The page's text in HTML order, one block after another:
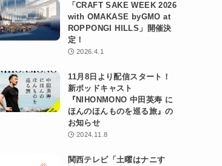
「CRAFT SAKE WEEK 2026
with OMAKASE byGMO at
ROPPONGI HILLS」開催決
定！
2026.4.1
11月8日より配信スタート！
新ポッドキャスト
『NIHONMONO 中田英寿 に
ほんのほんものを巡る旅』の
お知らせ
2024.11.8
関西テレビ「土曜はナニす